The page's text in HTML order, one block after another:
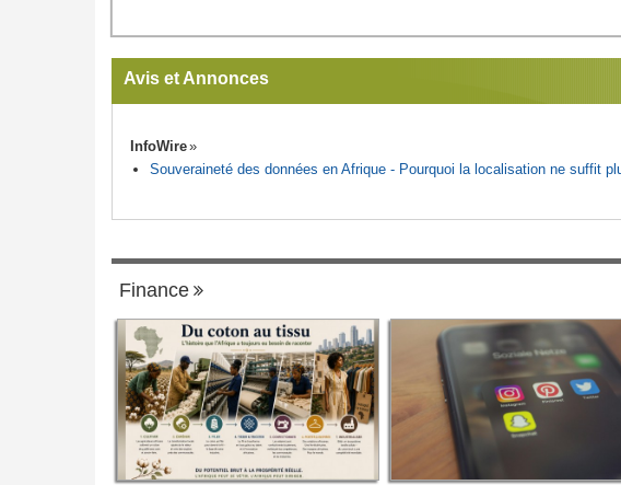
Avis et Annonces
InfoWire
Souveraineté des données en Afrique - Pourquoi la localisation ne suffit
Finance